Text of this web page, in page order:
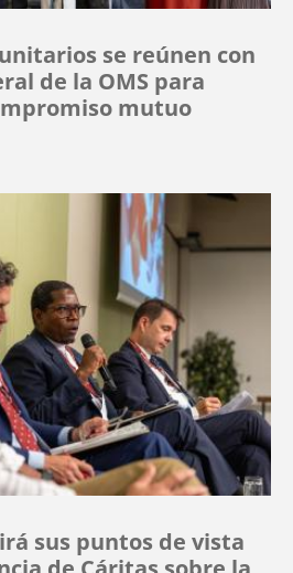
se reúnen con
de la OMS para
mutuo
sus puntos de vista